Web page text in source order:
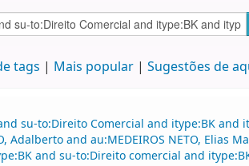
tags Mais popular Sugestões de
su-to:Direito Comercial and itype:BK and
and au:MEDEIROS NETO, Elias
and su-to:Direito comercial and